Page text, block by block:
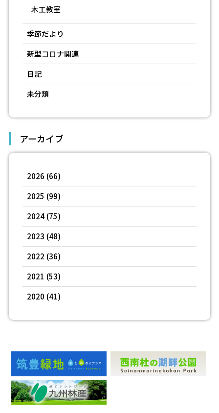
木工教室
季節だより
新型コロナ関連
日記
未分類
アーカイブ
2026 (66)
2025 (99)
2024(75)
2023 (48)
2022 (36)
2021 (53)
2020 (41)